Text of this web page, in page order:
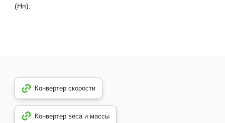
(Нп).
Конвертер скорости
Конвертер веса и массы